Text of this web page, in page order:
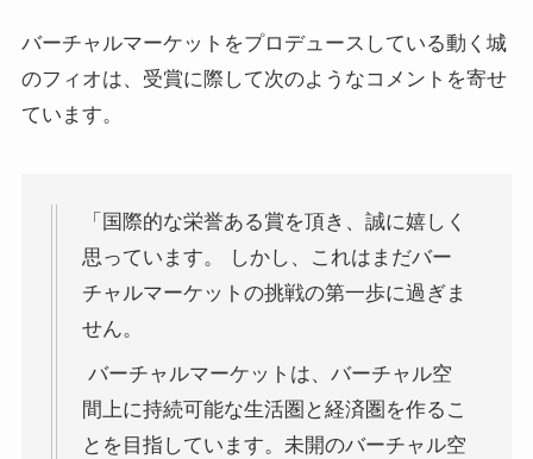
バーチャルマーケットをプロデュースしている動く城
のフィオは、受賞に際して次のようなコメントを寄せ
ています。
「国際的な栄誉ある賞を頂き、誠に嬉しく
思っています。 しかし、これはまだバー
チャルマーケットの挑戦の第一歩に過ぎま
せん。
バーチャルマーケットは、バーチャル空
間上に持続可能な生活圏と経済圏を作るこ
とを目指しています。未開のバーチャル空